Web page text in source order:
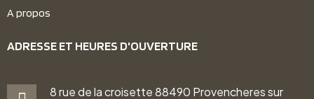
A propos
ADRESSE ET HEURES D'OUVERTURE
8 rue de la croisette 88490 Provencheres sur